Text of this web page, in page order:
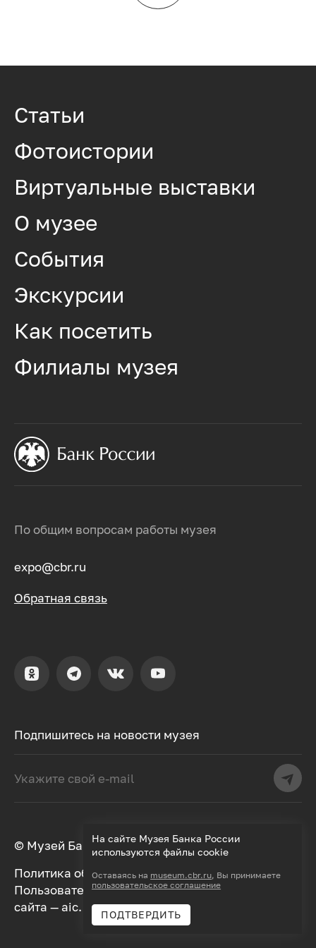
Подпишитесь на новости музея
По общим вопросам работы музея
expo@cbr.ru
Обратная связь
Статьи
Фотоистории
Виртуальные выставки
О музее
События
Экскурсии
Как посетить
Филиалы музея
© Музей Банка России, 2000–2026
Политика обработки персональных данных
Пользовательское соглашение
сайта — aic. Разработка —
На сайте Музея Банка России
используются файлы cookie
Оставаясь на museum.cbr.ru, Вы принимаете
пользовательское соглашение
ПОДТВЕРДИТЬ